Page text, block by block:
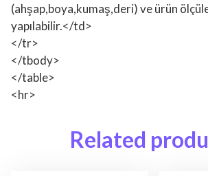
(ahşap,boya,kumaş,deri) ve ürün
yapılabilir.</td>
</tr>
</tbody>
</table>
<hr>
Related